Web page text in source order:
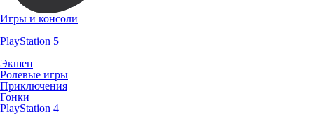
Игры и консоли
PlayStation 5
Экшен
Ролевые игры
Приключения
Гонки
PlayStation 4